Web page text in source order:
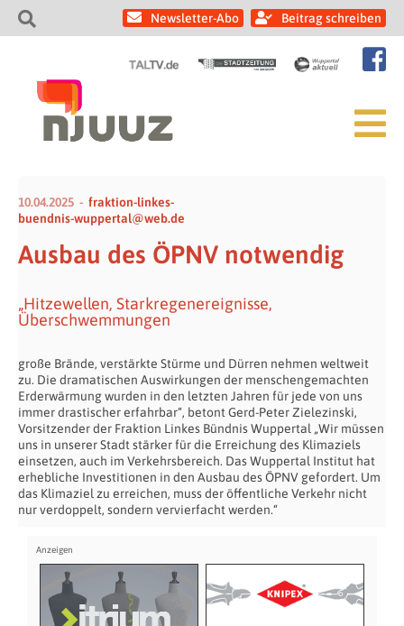
Newsletter-Abo Beitrag schreiben
10.04.2025
fraktion-linkes-
buendnis-wuppertal@web.de
Ausbau des ÖPNV notwendig
„Hitzewellen, Starkregenereignisse,
Überschwemmungen
große Brände, verstärkte Stürme und Dürren nehmen weltweit
zu. Die dramatischen Auswirkungen der menschengemachten
Erderwärmung wurden in den letzten Jahren für jede von uns
immer drastischer erfahrbar“, betont Gerd-Peter Zielezinski,
Vorsitzender der Fraktion Linkes Bündnis Wuppertal „Wir müssen
uns in unserer Stadt stärker für die Erreichung des Klimaziels
einsetzen, auch im Verkehrsbereich. Das Wuppertal Institut hat
erhebliche Investitionen in den Ausbau des ÖPNV gefordert. Um
das Klimaziel zu erreichen, muss der öffentliche Verkehr nicht
nur verdoppelt, sondern vervierfacht werden.“